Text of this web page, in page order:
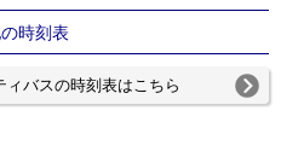
時刻表
バスの時刻表はこちら